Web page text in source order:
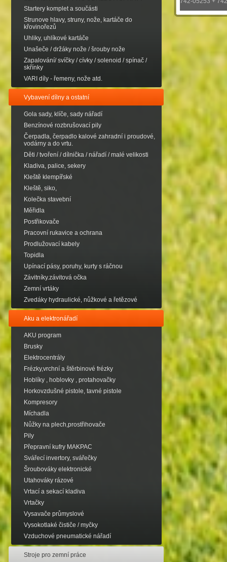
Startery komplet a součásti
Strunove hlavy, struny, nože, kartáče do
křovinořezů
Uhliky, uhlíkové kartáče
Unašeče / držáky nože / šrouby nože
Zapalování/ svíčky / cívky / solenoid / spínač /
skřínky
VARI díly - řemeny, nože atd.
Vybavení dílny a ostatní
Gola sady, klíče, sady nářadí
Benzínové rozbrušovací pily
Čerpadla, čerpadlo kalové zahradní i proudové,
vodárny a do vrtu.
Děti / tvoření / dílnička / nářadí / malé velikosti
Kladiva, palice, sekery
Kleště klempířské
Kleště, siko,
Kolečka stavební
Měřidla
Postřikovače
Pracovní rukavice a ochrana
Prodlužovací kabely
Topidla
Upínací pásy, poruhy, kurty s ráčnou
Závitníky.závitová očka
Zemní vrtáky
Zvedáky hydraulické, nůžkové a řetězové
Aku a elektronářadí
AKU program
Brusky
Elektrocentrály
Frézky,vrchní a štěrbinové frézky
Hoblíky , hoblovky , protahovačky
Horkovzdušné pistole, tavné pistole
Kompresory
Míchadla
Nůžky na plech,prostřihovače
Pily
Přepravní kufry MAKPAC
Svářecí invertory, svářečky
Šroubováky elektronické
Utahováky rázové
Vrtací a sekací kladiva
Vrtačky
Vysavače průmyslové
Vysokotlaké čističe / myčky
Vzduchové pneumatické nářadí
Stroje pro zemní práce